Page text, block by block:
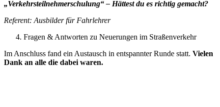
„Verkehrsteilnehmerschulung“ – Hättest du es richtig gemacht?
Referent: Ausbilder für Fahrlehrer
Fragen & Antworten zu Neuerungen im Straßenverkehr
Im Anschluss fand ein Austausch in entspannter Runde statt. Vielen
Dank an alle die dabei waren.